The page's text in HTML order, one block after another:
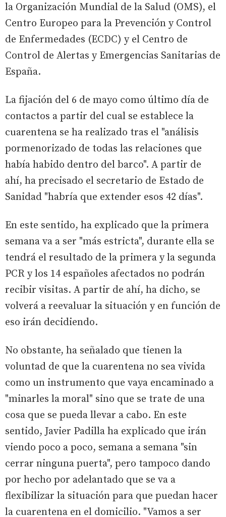
la Organización Mundial de la Salud (OMS), el
Centro Europeo para la Prevención y Control
de Enfermedades (ECDC) y el Centro de
Control de Alertas y Emergencias Sanitarias de
España.
La fijación del 6 de mayo como último día de
contactos a partir del cual se establece la
cuarentena se ha realizado tras el "análisis
pormenorizado de todas las relaciones que
había habido dentro del barco". A partir de
ahí, ha precisado el secretario de Estado de
Sanidad "habría que extender esos 42 días".
En este sentido, ha explicado que la primera
semana va a ser "más estricta", durante ella se
tendrá el resultado de la primera y la segunda
PCR y los 14 españoles afectados no podrán
recibir visitas. A partir de ahí, ha dicho, se
volverá a reevaluar la situación y en función de
eso irán decidiendo.
No obstante, ha señalado que tienen la
voluntad de que la cuarentena no sea vivida
como un instrumento que vaya encaminado a
"minarles la moral" sino que se trate de una
cosa que se pueda llevar a cabo. En este
sentido, Javier Padilla ha explicado que irán
viendo poco a poco, semana a semana "sin
cerrar ninguna puerta", pero tampoco dando
por hecho por adelantado que se va a
flexibilizar la situación para que puedan hacer
la cuarentena en el domicilio. "Vamos a ser